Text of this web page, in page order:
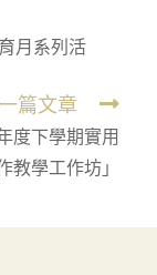
月系列活
篇文章
度下學期實用
教學工作坊」